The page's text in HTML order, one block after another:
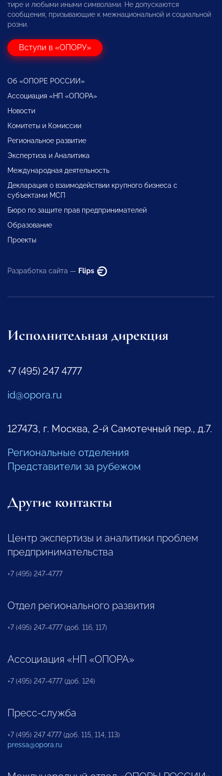
тире и любыми иными символами. Не допускаются
сообщения, призывающие к межнациональной и социальной
розни.
Вступи в «ОПОРУ»
Об «ОПОРЕ РОССИИ»
Ассоциация «НП «ОПОРА»
Новости
Комитеты и Комиссии
Региональное развитие
Экспертиза и Аналитика
Международная деятельность
Декларация о взаимодействии крупного бизнеса с
субъектами МСП
Бюро по защите прав предпринимателей
Образование
Проекты
Разработка сайта — Flips
Исполнительная дирекция
+7 (495) 247 4777
id@opora.ru
127473, г. Москва, 2-й Самотечный пер., д.7.
Региональные отделения
Представители за рубежом
Другие контакты
Центр экспертизы и аналитики проблем
предпринимательства
+7 (495) 247-4777
Отдел регионального развития
+7 (495) 247-4777 (доб. 116, 117)
Ассоциация «НП «ОПОРА»
+7 (495) 247-4777 (доб. 124)
Пресс-служба
+7 (495) 247 4777 (доб. 115, 114, 113)
pressa@opora.ru